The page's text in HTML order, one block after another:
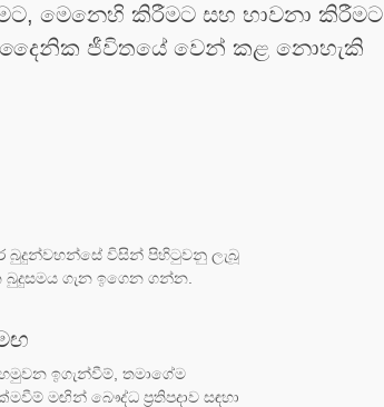
මෙනෙහි කිරීමට සහ භාවනා කිරීමට
දෛනික ජීවිතයේ වෙන් කළ නොහැකි
බුදුන්වහන්සේ විසින් පිහිටුවනු ලැබූ
ගැන ඉගෙන ගන්න.
ඉගැන්වීම්, තමාගේම
මඟින් බෞද්ධ ප්‍රතිපදාව සඳහා